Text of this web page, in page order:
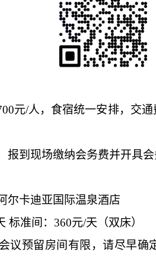
元/人，食宿统一安排，交
报到现场缴纳会务费并开具会
尔卡迪亚国际温泉酒店
标准间： 360元/天（双床）
议预留房间有限，请尽早确